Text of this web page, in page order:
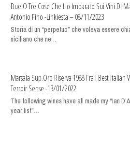
Due O Tre Cose Che Ho Imparato Sui Vini Di
Antonio Fino -Linkiesta – 08/11/2023
Storia di un “perpetuo” che voleva essere
siciliano che ne…
Marsala Sup.Oro Riserva 1988 Fra I Best Italian
Terroir Sense -13/01/2022
The following wines have all made my “Ian
year list”…